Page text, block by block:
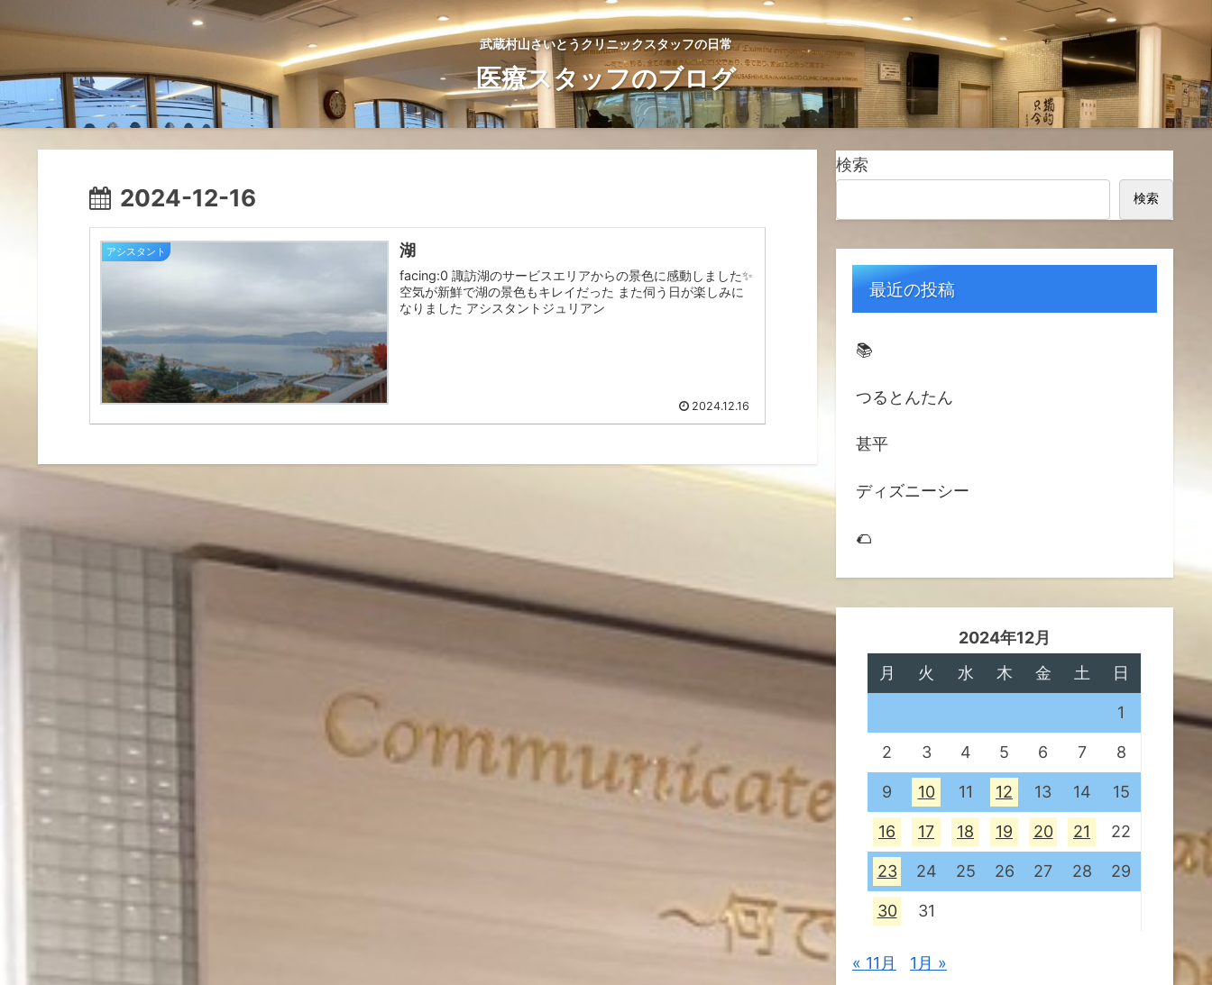
武蔵村山さいとうクリニックスタッフの日常
医療スタッフのブログ
2024-12-16
アシスタント 湖
facing:0 諏訪湖のサービスエリアからの景色に感動しました✨
空気が新鮮で湖の景色もキレイだった また伺う日が楽しみに
なりました アシスタントジュリアン
2024.12.16
検索
検索
最近の投稿
📚️
つるとんたん
甚平
ディズニーシー
🌮
2024年12月
月
火 水 木 金 土 日
1
2 3 4 5 6 7 8
9 10 11 12 13 14 15
16 17 18 19 20 21 22
23 24 25 26 27 28 29
30 31
« 11月 1月 »